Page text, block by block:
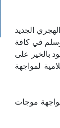
الجديد
في كافة
بالخير على
لمواجهة
موجات